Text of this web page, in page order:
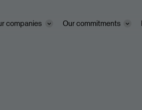
companies Our commitments